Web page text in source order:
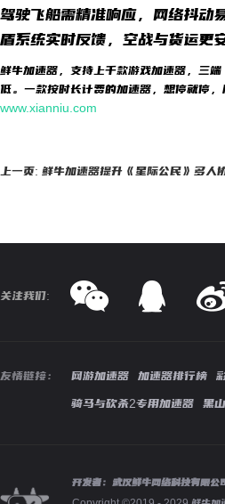
驾驶飞船需精准响应，网络抖动
盾系统实时反馈，空战与货运更
鲜牛加速器，支持上千款游戏加速器，三
低。一款按时长计费的加速器，想停就停
www.xianniu.com
上一页: 鲜牛加速器提升《星际公民》多人
关注我们:
友情链接： 网游加速器 加速器排行榜
骑马与砍杀2专用加速器
黑
开发者：武汉鲜牛网络科技有限公